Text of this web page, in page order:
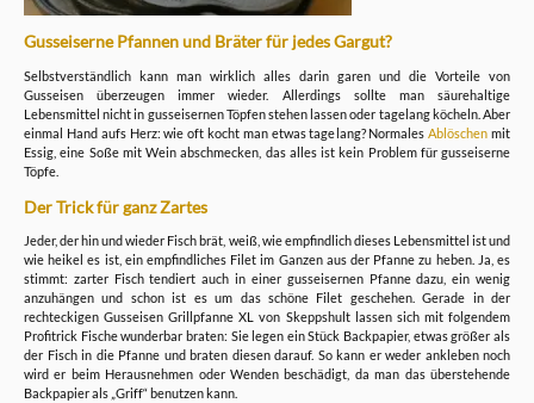
Gusseiserne Pfannen und Bräter für jedes Gargut?
Selbstverständlich kann man wirklich alles darin garen und die Vorteile von
Gusseisen überzeugen immer wieder. Allerdings sollte man säurehaltige
Lebensmittel nicht in gusseisernen Töpfen stehen lassen oder tagelang köcheln. Aber
einmal Hand aufs Herz: wie oft kocht man etwas tagelang? NormalesAblöschen mit
Essig, eine Soße mit Wein abschmecken, das alles ist kein Problem für gusseiserne
Töpfe.
Der Trick für ganz Zartes
Jeder, der hin und wieder Fisch brät, weiß, wie empfindlich dieses Lebensmittel ist und
wie heikel es ist, ein empfindliches Filet im Ganzen aus der Pfanne zu heben. Ja, es
stimmt: zarter Fisch tendiert auch in einer gusseisernen Pfanne dazu, ein wenig
anzuhängen und schon ist es um das schöne Filet geschehen. Gerade in der
rechteckigen Gusseisen Grillpfanne XL von Skeppshult lassen sich mit folgendem
Profitrick Fische wunderbar braten: Sie legen ein Stück Backpapier, etwas größer als
der Fisch in die Pfanne und braten diesen darauf. So kann er weder ankleben noch
wird er beim Herausnehmen oder Wenden beschädigt, da man das überstehende
Backpapier als „Griff“ benutzen kann.